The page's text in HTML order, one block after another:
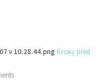
v 10.28.44.png 6 roky před